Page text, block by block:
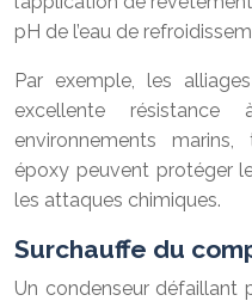
pH de l’eau de
Par exemple, les
excellente
environnements
époxy peuvent protéger
les attaques chimiques.
Surchauffe du
Un condenseur défaillant